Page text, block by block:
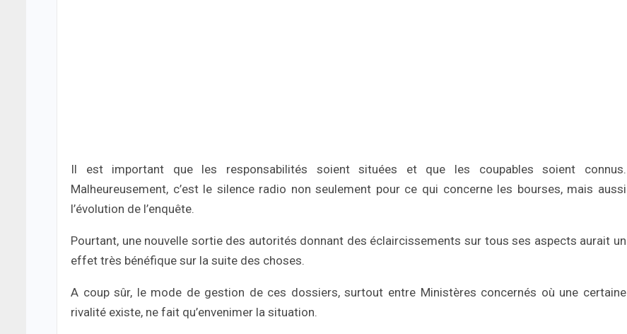
Il est important que les responsabilités soient situées et que les coupables soient connus.
Malheureusement, c’est le silence radio non seulement pour ce qui concerne les bourses, mais aussi
l’évolution de l’enquête.
Pourtant, une nouvelle sortie des autorités donnant des éclaircissements sur tous ses aspects aurait un
effet très bénéfique sur la suite des choses.
A coup sûr, le mode de gestion de ces dossiers, surtout entre Ministères concernés où une certaine
rivalité existe, ne fait qu’envenimer la situation.